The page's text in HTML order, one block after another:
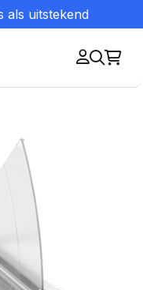
als uitstekend